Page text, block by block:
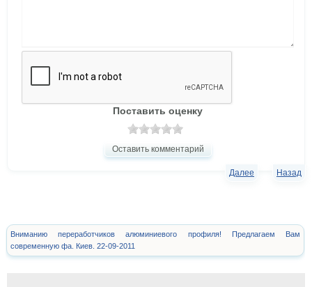
Поставить оценку
Оставить комментарий
Назад
Далее
Вниманию переработчиков алюминиевого профиля! Предлагаем Вам
современную фа. Киев. 22-09-2011